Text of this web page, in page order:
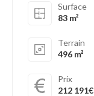
Surface
83 m²
Terrain
496 m²
Prix
212 191€